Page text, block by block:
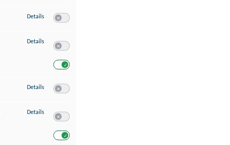
Details zu Verwendung von Profilen zur Auswahl personalisierter Werbung
Details zu Messung der Werbeleistung
Details zu Messung der Performance von Inhalten
Details zu Analyse von Zielgruppen durch Statistiken oder Kombinationen von